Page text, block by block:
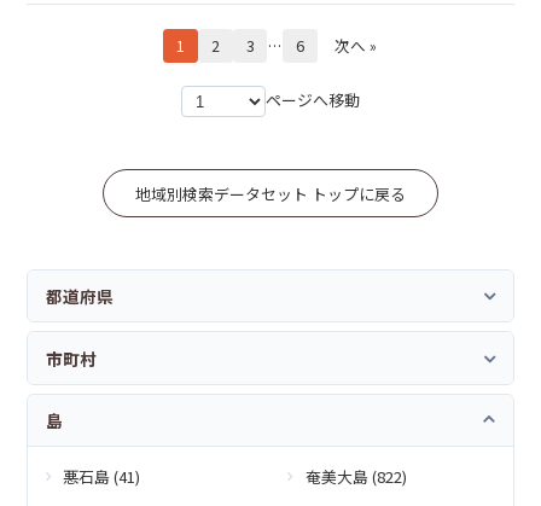
1 2 3 … 6 次へ »
ページへ移動
地域別検索データセット トップに戻る
都道府県
市町村
島
悪石島 (41)
奄美大島 (822)